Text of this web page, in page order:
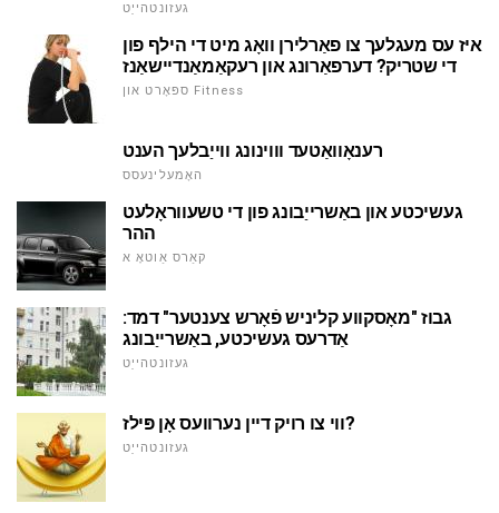
געזונטהייַט
איז עס מעגלעך צו פאַרלירן וואָג מיט די הילף פון
די שטריק? דערפאַרונג און רעקאַמאַנדיישאַנז
ספּאָרט און Fitness
רענאָוואַטעד וווינונג ווייַבלעך הענט
האָמעלינעסס
געשיכטע און באַשרייַבונג פון די טשעווראָלעט
ההר
קאַרס אַוטאָ א
גבוז "מאָסקווע קליניש פֿאָרש צענטער" דמד:
אַדרעס געשיכטע, באַשרייַבונג
געזונטהייַט
ווי צו רויק דיין נערוועס אָן פּילז?
געזונטהייַט